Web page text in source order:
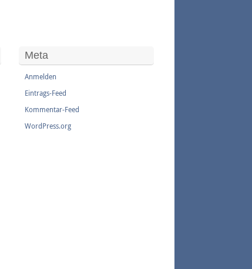
Meta
Anmelden
Eintrags-Feed
Kommentar-Feed
WordPress.org